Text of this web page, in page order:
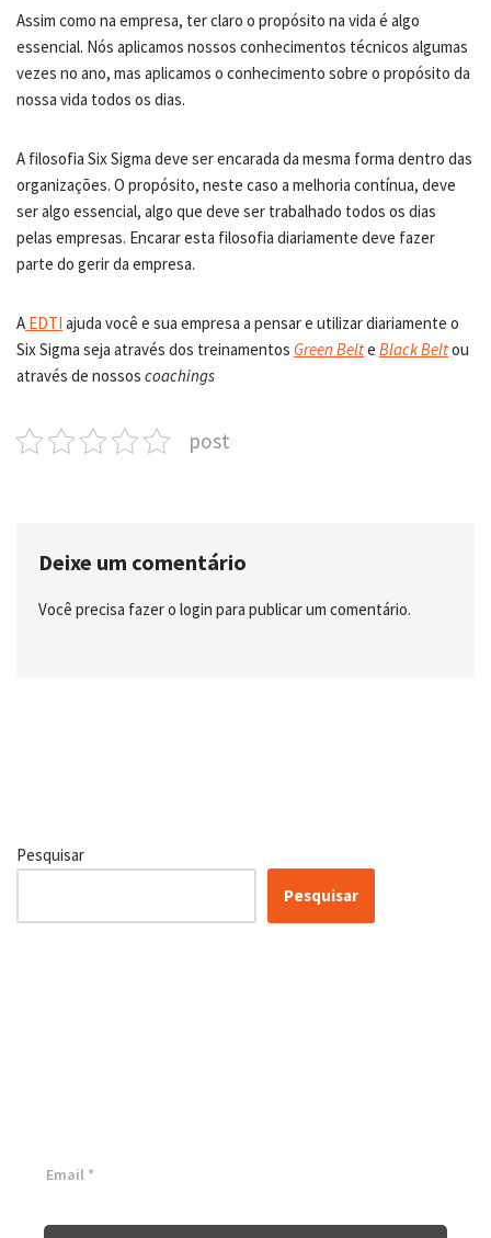
Assim como na empresa, ter claro o propósito na vida é algo
essencial. Nós aplicamos nossos conhecimentos técnicos algumas
vezes no ano, mas aplicamos o conhecimento sobre o propósito da
nossa vida todos os dias.
A filosofia Six Sigma deve ser encarada da mesma forma dentro das
organizações. O propósito, neste caso a melhoria contínua, deve
ser algo essencial, algo que deve ser trabalhado todos os dias
pelas empresas. Encarar esta filosofia diariamente deve fazer
parte do gerir da empresa.
A EDTI ajuda você e sua empresa a pensar e utilizar diariamente o
Six Sigma seja através dos treinamentos Green Belte Black Beltou
através de nossos coachings
post
Deixe um comentário
Você precisa fazer o login para publicar um comentário.
Pesquisar
Pesquisar